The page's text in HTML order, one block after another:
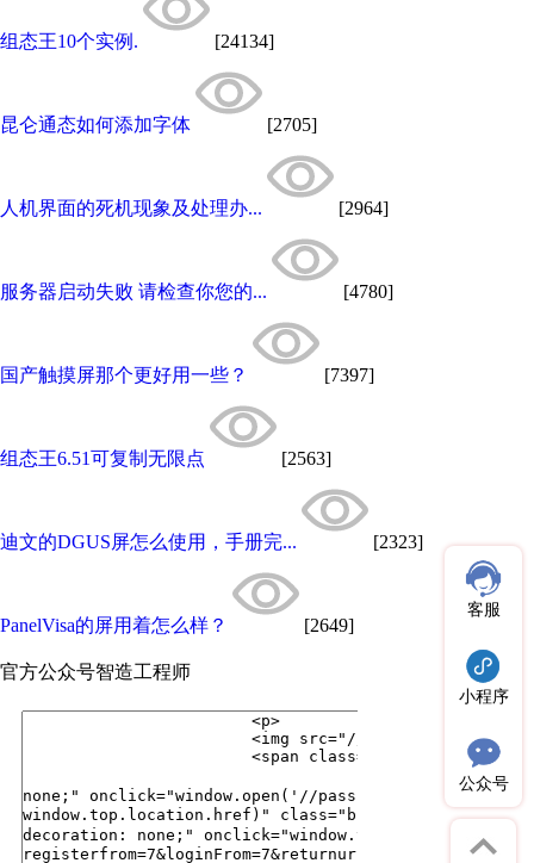
组态王10个实例. [24134]
昆仑通态如何添加字体 [2705]
人机界面的死机现象及处理办... [2964]
服务器启动失败 请检查你您的... [4780]
国产触摸屏那个更好用一些？ [7397]
组态王6.51可复制无限点 [2563]
迪文的DGUS屏怎么使用，手册完... [2323]
PanelVisa的屏用着怎么样？ [2649]
官方公众号智造工程师
客服
小程序
公众号